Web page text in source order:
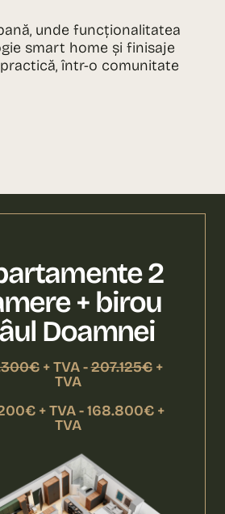
unde funcționalitatea
smart home și finisaje
într-o comunitate
2
+ birou
Doamnei
+ TVA -207.125€+
TVA
+ TVA - 168.800€ +
TVA